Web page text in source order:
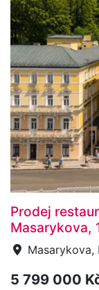
Prodej
Masarykova,
Masarykova,
5 799 000